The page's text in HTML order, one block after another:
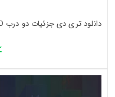
دانلود تری دی جزئیات دو درب D واحد مدل اتوکد کد (کد24247)